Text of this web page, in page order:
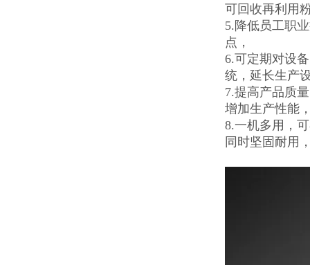
可回收再利用
5.降低员工职
点，
6.可定期对设
统，延长生产
7.提高产品质
增加生产性能
8.一机多用，
同时坚固耐用